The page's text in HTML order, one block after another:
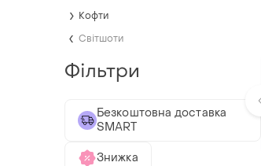
Кофти
Світшоти
Фільтри
Безкоштовна доставка
SMART
Знижка